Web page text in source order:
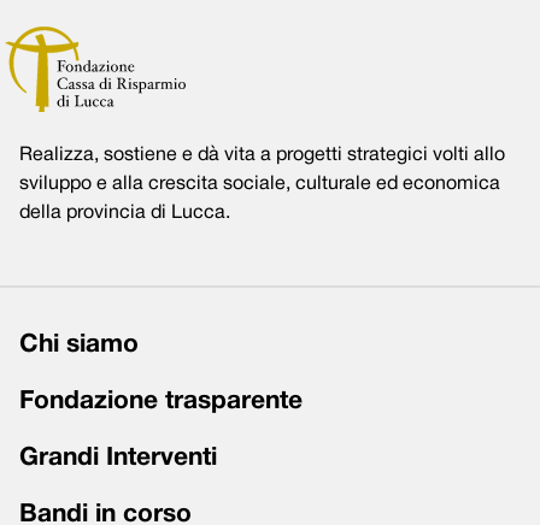
Realizza, sostiene e dà vita a progetti strategici volti allo
sviluppo e alla crescita sociale, culturale ed economica
della provincia di Lucca.
Chi siamo
Fondazione trasparente
Grandi Interventi
Bandi in corso